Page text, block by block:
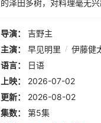
的泽田多树，对料理毫无
婚男女，通过工作相遇，
导演：
吉野主
主演：
早见明里 / 伊藤健
语言：
日语
上映：
2026-07-02
更新：
2026-08-02
集数：
第5集